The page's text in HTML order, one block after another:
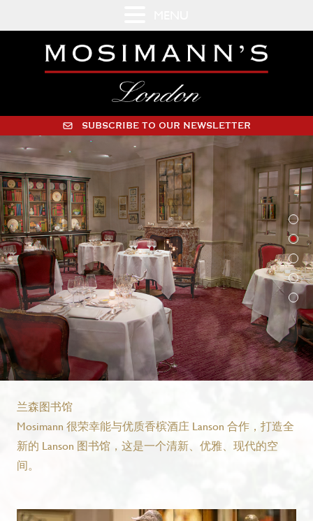
SUBSCRIBE TO OUR NEWSLETTER
兰森图书馆
Mosimann 很荣幸能与优质香槟酒庄 Lanson 合作，打造全
新的 Lanson 图书馆，这是一个清新、优雅、现代的空
间。